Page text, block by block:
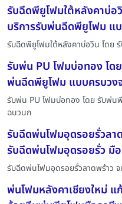
รับฉีดพียูโฟมใต้หลังคาบ่
บริการรับพ่นฉีดพียูโฟม แ
รับฉีดพียูโฟมใต้หลังคาบ่อวิน โด
รับพ่น PU โฟมบ่อทอง โด
พ่นฉีดพียูโฟม แบบครบวง
รับพ่น PU โฟมบ่อทอง โดย รับพ่
ฉนวนก
รับฉีดพ่นโฟมอุดรอยรั่วลา
รับฉีดพ่นโฟมอุดรอยรั่ว มื
รับฉีดพ่นโฟมอุดรอยรั่วลาดพร้าว
พ่นโฟมหลังคาเชียงใหม่